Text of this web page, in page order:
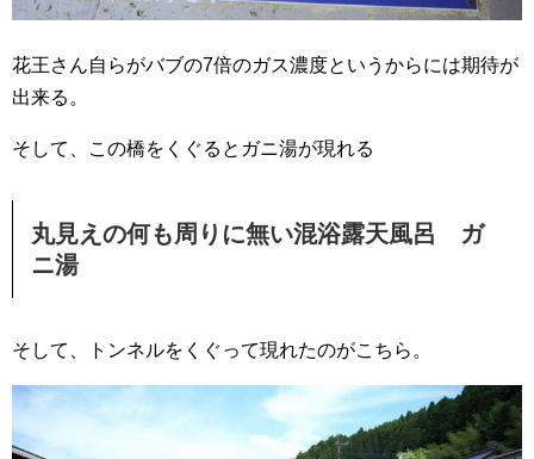
花王さん自らがバブの7倍のガス濃度というからには期待が
出来る。
そして、この橋をくぐるとガニ湯が現れる
丸見えの何も周りに無い混浴露天風呂 ガ
ニ湯
そして、トンネルをくぐって現れたのがこちら。